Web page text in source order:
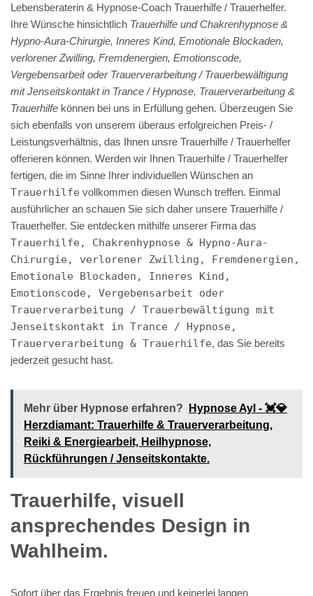
Lebensberaterin & Hypnose-Coach Trauerhilfe / Trauerhelfer.
Ihre Wünsche hinsichtlich Trauerhilfe und Chakrenhypnose &
Hypno-Aura-Chirurgie, Inneres Kind, Emotionale Blockaden,
verlorener Zwilling, Fremdenergien, Emotionscode,
Vergebensarbeit oder Trauerverarbeitung / Trauerbewältigung
mit Jenseitskontakt in Trance / Hypnose, Trauerverarbeitung &
Trauerhilfe können bei uns in Erfüllung gehen. Überzeugen Sie
sich ebenfalls von unserem überaus erfolgreichen Preis- /
Leistungsverhältnis, das Ihnen unsre Trauerhilfe / Trauerhelfer
offerieren können. Werden wir Ihnen Trauerhilfe / Trauerhelfer
fertigen, die im Sinne Ihrer individuellen Wünschen an
Trauerhilfe vollkommen diesen Wunsch treffen. Einmal
ausführlicher an schauen Sie sich daher unsere Trauerhilfe /
Trauerhelfer. Sie entdecken mithilfe unserer Firma das
Trauerhilfe, Chakrenhypnose & Hypno-Aura-
Chirurgie, verlorener Zwilling, Fremdenergien,
Emotionale Blockaden, Inneres Kind,
Emotionscode, Vergebensarbeit oder
Trauerverarbeitung / Trauerbewältigung mit
Jenseitskontakt in Trance / Hypnose,
Trauerverarbeitung & Trauerhilfe, das Sie bereits
jederzeit gesucht hast.
Mehr über Hypnose erfahren?
Hypnose Ayl - 💓️💎
Herzdiamant: Trauerhilfe & Trauerverarbeitung,
Reiki & Energiearbeit, Heilhypnose,
Rückführungen / Jenseitskontakte.
Trauerhilfe, visuell
ansprechendes Design in
Wahlheim.
Sofort über das Ergebnis freuen und keinerlei langen